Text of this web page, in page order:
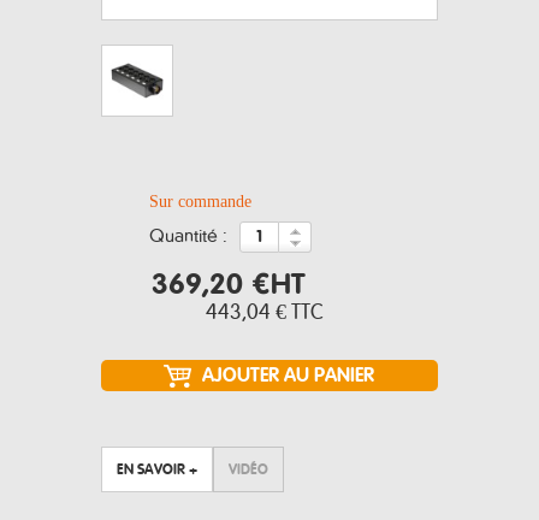
Sur commande
quantité :
369,20 €HT
443,04 € TTC
EN SAVOIR + VIDÉO